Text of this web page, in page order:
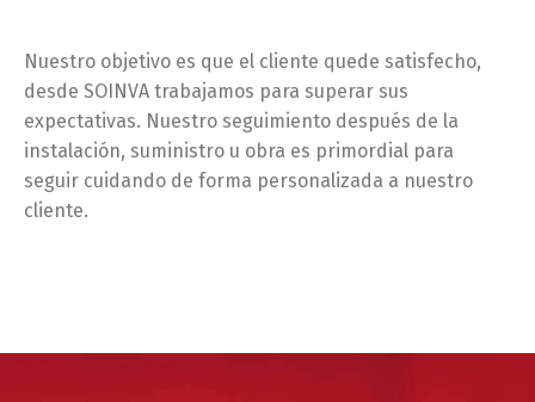
Nuestro objetivo es que el cliente quede satisfecho,
desde SOINVA trabajamos para superar sus
expectativas. Nuestro seguimiento después de la
instalación, suministro u obra es primordial para
seguir cuidando de forma personalizada a nuestro
cliente.